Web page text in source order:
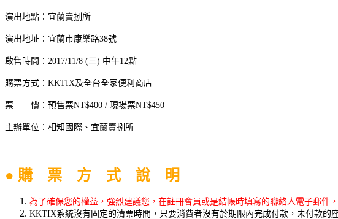
演出地點：宜蘭賣捌所
演出地址：宜蘭市康樂路38號
啟售時間：2017/11/8 (三) 中午12點
購票方式：KKTIX及全台全家便利商店
票 價：預售票NT$400 / 現場票NT$450
主辦單位：相知國際、宜蘭賣捌所
● 購 票 方 式 說 明
為了確保您的權益，強烈建議您，在註冊會員或是結帳時填寫的聯絡人電子郵件
KKTIX系統沒有固定的清票時間，只要消費者沒有於期限內完成付款，未付款的